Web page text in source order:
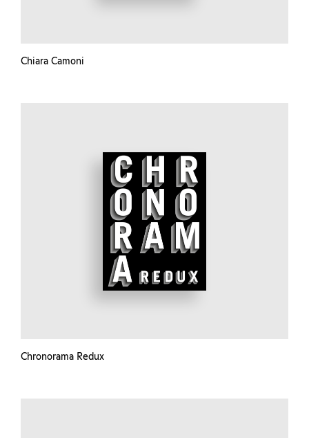
Chiara Camoni
Chronorama Redux